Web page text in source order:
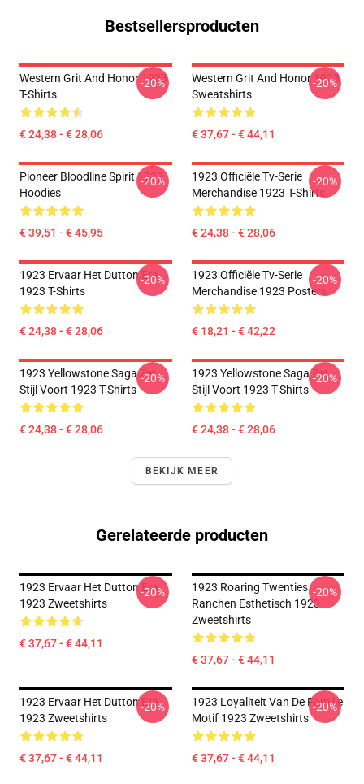
Bestsellersproducten
Western Grit And Honor 1923
T-Shirts
€ 24,38 - € 28,06
-20%
Western Grit And Honor 1923
Sweatshirts
€ 37,67 - € 44,11
-20%
Pioneer Bloodline Spirit 1923
Hoodies
€ 39,51 - € 45,95
-20%
1923 Officiële Tv-Serie
Merchandise 1923 T-Shirts
€ 24,38 - € 28,06
-20%
1923 Ervaar Het Dutton Era
1923 T-Shirts
€ 24,38 - € 28,06
-20%
1923 Officiële Tv-Serie
Merchandise 1923 Posters
€ 18,21 - € 42,22
-20%
1923 Yellowstone Saga Zet
Stijl Voort 1923 T-Shirts
€ 24,38 - € 28,06
-20%
1923 Yellowstone Saga Zet
Stijl Voort 1923 T-Shirts
€ 24,38 - € 28,06
-20%
BEKIJK MEER
Gerelateerde producten
1923 Ervaar Het Dutton Era
1923 Zweetshirts
€ 37,67 - € 44,11
-20%
1923 Roaring Twenties
Ranchen Esthetisch 1923
Zweetshirts
€ 37,67 - € 44,11
-20%
1923 Ervaar Het Dutton Era
1923 Zweetshirts
€ 37,67 - € 44,11
-20%
1923 Loyaliteit Van De Familie
Motif 1923 Zweetshirts
€ 37,67 - € 44,11
-20%